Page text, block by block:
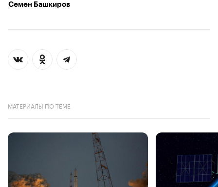
Семен Башкиров
МАТЕРИАЛЫ ПО ТЕМЕ